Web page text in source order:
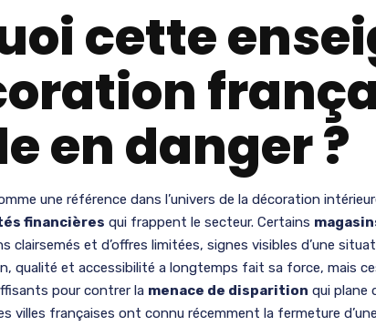
cette
en danger ?
une référence dans l’univers de la décoration
financières qui frappent le secteur. Certains
clairsemés et d’offres limitées, signes visibles d’une
qualité et accessibilité a longtemps fait sa force, mais
pour contrer la menace de disparition qui plane
villes françaises ont connu récemment la fermeture